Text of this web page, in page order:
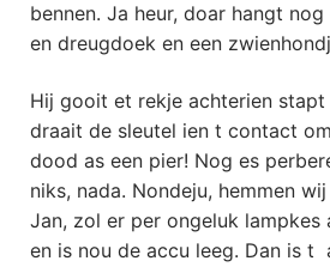
bennen. Ja heur, doar hangt
en dreugdoek en een
Hij gooit et rekje achterien
draait de sleutel ien t contact
dood as een pier! Nog es
niks, nada. Nondeju, hemmen
Jan, zol er per ongeluk lampkes
en is nou de accu leeg. Dan is t